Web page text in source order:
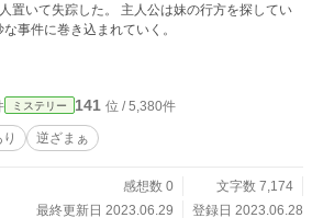
、森が寮から逃走してしまう。保坂が森を捕まえ
を出て、再現検証の方は、互野を中心にして行わ
で事件の解決となるヒントをつかむ。 盟友であ
である港雄一を迎えた宗一郎は、互野、保坂、港
三年前に起きた不幸な事故が、その裏に隠されて
続して起きた事故と怪談話は、毒殺された男と
件に関わってしまった宗一郎は、犯人を見つ
物語は様々な人間模様を描いて進んでゆきます!
置いて失踪した。 主人公は妹の行方を探してい
な事件に巻き込まれていく。
ミステリー 141 位 / 5,380件
逆ざまぁ
感想数 0
文字数 7,174
最終更新日 2023.06.29
登録日 2023.06.28